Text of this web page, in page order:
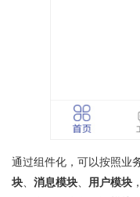
通过组件化，可以按照业
块
消息模块 用户模块